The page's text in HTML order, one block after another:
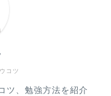
コツ
ツ、勉強方法を紹介